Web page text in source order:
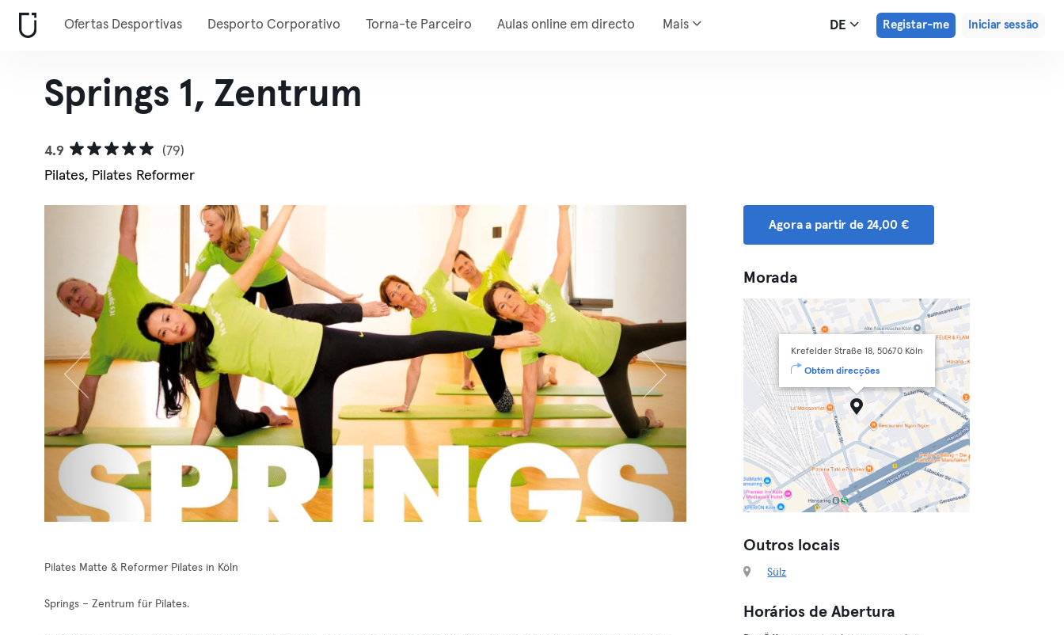
Ofertas Desportivas Desporto Corporativo Torna-te Parceiro Aulas online em directo Mais DE Registar-me Iniciar sessão
Springs 1, Zentrum
4.9
(79)
Pilates, Pilates Reformer
Pilates Matte & Reformer Pilates in Köln
Springs – Zentrum für Pilates.
Agora a partir de 24,00 €
Morada
Krefelder Straße 18, 50670 Köln
Obtém direcções
Outros locais
Sülz
Horários de Abertura